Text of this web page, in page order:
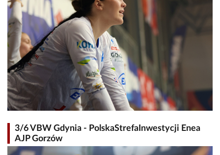
3/6 VBW Gdynia - PolskaStrefaInwestycji Enea
AJP Gorzów